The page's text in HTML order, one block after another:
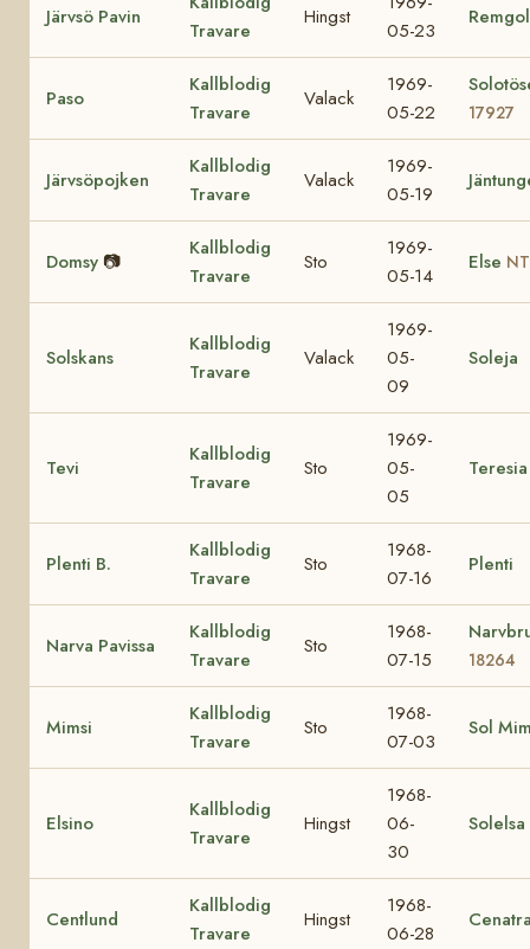
Järvsö Pavin
Travare
Hingst
05-23
Paso
Kallblodig
Travare
Valack
1969-
05-22
17927
Järvsöpojken
Kallblodig
Travare
Valack
1969-
05-19
Domsy 📷
Kallblodig
Travare
Sto
1969-
05-14
Else
Solskans
Kallblodig
Travare
Valack
1969-
05-
09
Soleja
Tevi
Kallblodig
Travare
Sto
1969-
05-
05
Teresia
Plenti B.
Kallblodig
Travare
Sto
1968-
07-16
Plenti
Narva Pavissa
Kallblodig
Travare
Sto
1968-
07-15
18264
Mimsi
Kallblodig
Travare
Sto
1968-
07-03
Sol
Elsino
Kallblodig
Travare
Hingst
1968-
06-
30
Solelsa
Centlund
Kallblodig
Travare
Hingst
1968-
06-28